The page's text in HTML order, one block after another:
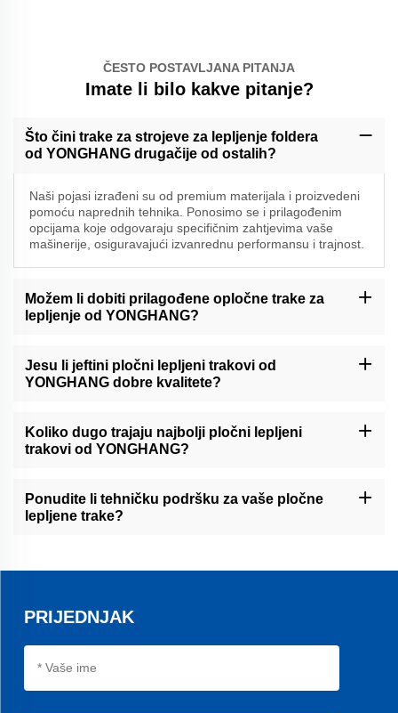
ČESTO POSTAVLJANA PITANJA
Imate li bilo kakve pitanje?
Što čini trake za strojeve za lepljenje foldera
od YONGHANG drugačije od ostalih?
Naši pojasi izrađeni su od premium materijala i proizvedeni
pomoću naprednih tehnika. Ponosimo se i prilagođenim
opcijama koje odgovaraju specifičnim zahtjevima vaše
mašinerije, osiguravajući izvanrednu performansu i trajnost.
Možem li dobiti prilagođene opločne trake za
lepljenje od YONGHANG?
Naš tim će s vama raditi kako bi razumio vaše potrebe i stvorio
pojaseve koji su prilagođeni vašim točnim specifikacijama.
Jesu li jeftini pločni lepljeni trakovi od
YONGHANG dobre kvalitete?
visokokvalitativnih standarda. Osiguravamo da sva naša
proizvoda ispunjavaju ili premašuju industrijske zahtjeve za
performanse i pouzdanost.
Koliko dugo trajaju najbolji pločni lepljeni
trakovi od YONGHANG?
radnih uvjeta. Međutim, naše najbolje opasnice za folder lejer su
dizajnirane za dugotrajno korištenje i mogu izdržati neprestano
radanje uz odgovarajuću održavanja.
Ponudite li tehničku podršku za vaše pločne
lepljene trake?
rješavanjem problema i bilo kojim drugim pitanjima koja možda
PRIJEDNJAK